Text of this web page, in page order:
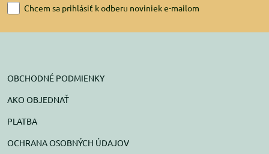
Chcem sa prihlásiť k odberu noviniek e-mailom
OBCHODNÉ PODMIENKY
AKO OBJEDNAŤ
PLATBA
OCHRANA OSOBNÝCH ÚDAJOV